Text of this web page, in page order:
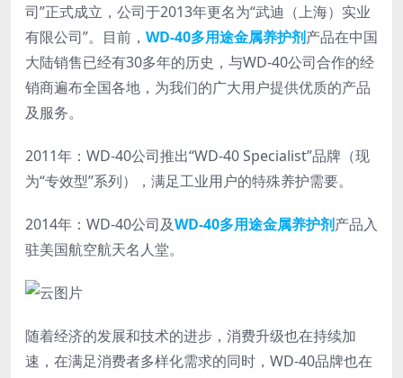
司”正式成立，公司于2013年更名为“武迪（上海）实业
有限公司”。目前， WD-40多用途金属养护剂产品在中国
大陆销售已经有30多年的历史，与WD-40公司合作的经
销商遍布全国各地，为我们的广大用户提供优质的产品
及服务。
2011年：WD-40公司推出“WD-40 Specialist”品牌（现
为“专效型”系列），满足工业用户的特殊养护需要。
2014年：WD-40公司及WD-40多用途金属养护剂产品入
驻美国航空航天名人堂。
随着经济的发展和技术的进步，消费升级也在持续加
速，在满足消费者多样化需求的同时，WD-40品牌也在